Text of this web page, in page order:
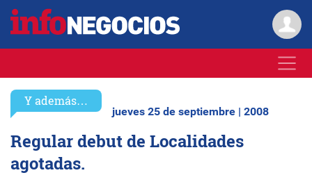
Y además…
jueves 25 de septiembre | 2008
Regular debut de Localidades
agotadas.